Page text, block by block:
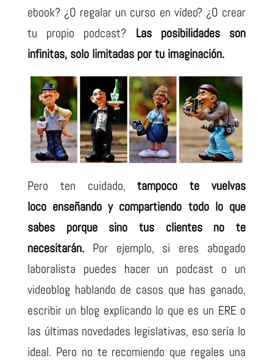
ebook? ¿O regalar un curso en vídeo? ¿O crear
tu propio podcast? Las posibilidades son
infinitas, solo limitadas por tu imaginación.
Pero ten cuidado,tampoco te vuelvas
loco enseñando y compartiendo todo lo que
sabes porque sino tus clientes no te
necesitarán.Por ejemplo, si eres abogado
laboralista puedes hacer un podcast o un
videoblog hablando de casos que has ganado,
escribir un blog explicando lo que es un ERE o
las últimas novedades legislativas, eso sería lo
ideal. Pero no te recomiendo que regales una